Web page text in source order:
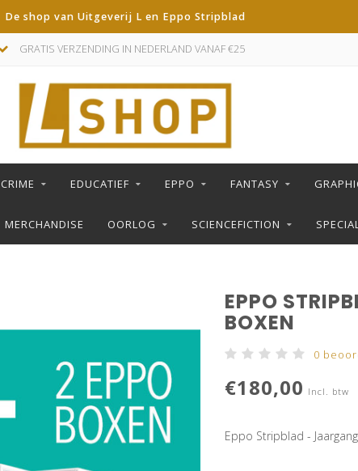
De shop van Uitgeverij L en Eppo Stripblad
GRATIS VERZENDING IN NEDERLAND VANAF €25
CRIME EDUCATIEF EPPO FANTASY
MERCHANDISE OORLOG SCIENCEFICTION
EPPO
BOXEN
0
€180,00 Incl. btw
Eppo Stripblad -